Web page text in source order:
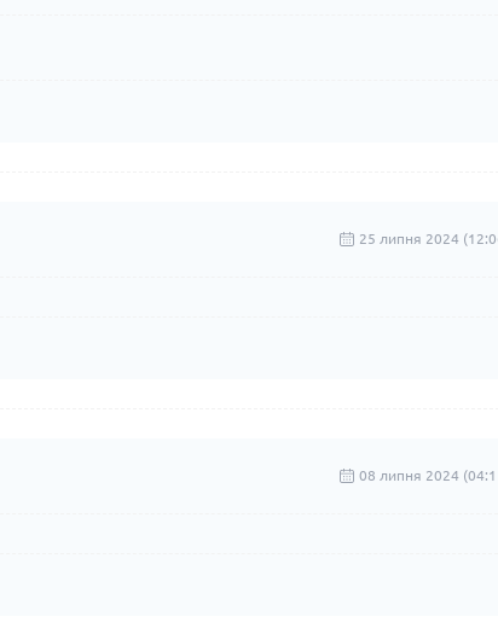
25 липня 2024
08 липня 2024